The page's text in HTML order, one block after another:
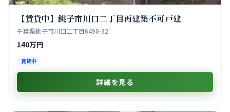
【賃貸中】銚子市川口二丁目再建築不可戸建
千葉県銚子市川口二丁目6490-32
140万円
賃貸中
詳細を見る